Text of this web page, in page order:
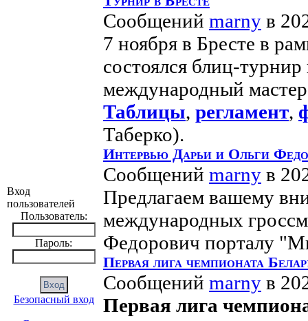
Вход
пользователей
Пользователь:
Пароль:
Безопасный вход
Сообщений marny в
7 ноября в Бресте в
состоялся блиц-
международный
Таблицы, регламент,
Таберко).
Интервью Дарьи и Ольги
Сообщений marny в
Предлагаем вашему
международных
Федорович порталу
Первая лига чемпионата
Сообщений marny в
Первая лига